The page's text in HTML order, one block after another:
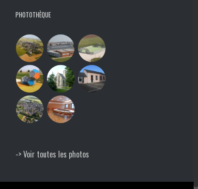
PHOTOTHÈQUE
-> Voir toutes les photos